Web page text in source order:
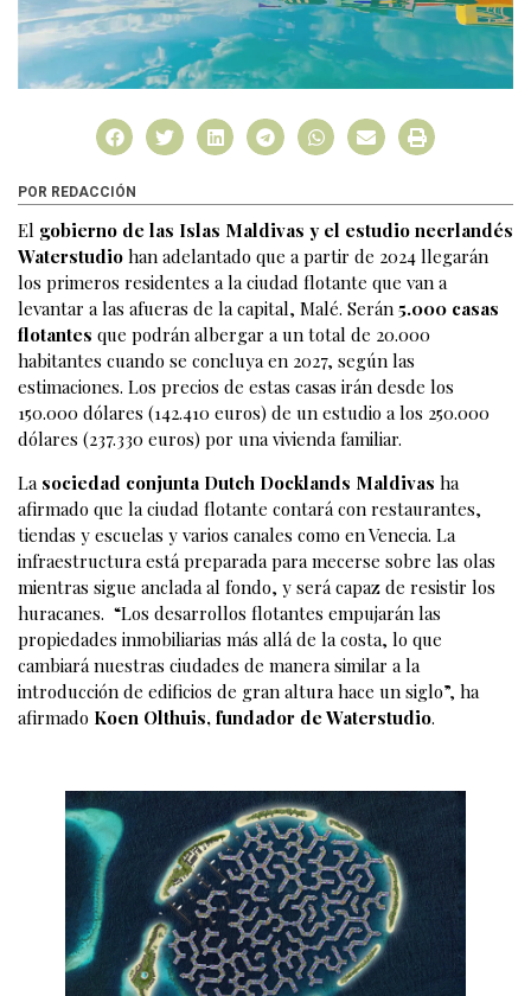
POR REDACCIÓN
El gobierno de las Islas Maldivas y el estudio neerlandés
Waterstudio han adelantado que a partir de 2024 llegarán
los primeros residentes a la ciudad flotante que van a
levantar a las afueras de la capital, Malé. Serán 5.000 casas
flotantes que podrán albergar a un total de 20.000
habitantes cuando se concluya en 2027, según las
estimaciones. Los precios de estas casas irán desde los
150.000 dólares (142.410 euros) de un estudio a los 250.000
dólares (237.330 euros) por una vivienda familiar.
La sociedad conjunta Dutch Docklands Maldivas ha
afirmado que la ciudad flotante contará con restaurantes,
tiendas y escuelas y varios canales como en Venecia. La
infraestructura está preparada para mecerse sobre las olas
mientras sigue anclada al fondo, y será capaz de resistir los
huracanes. “Los desarrollos flotantes empujarán las
propiedades inmobiliarias más allá de la costa, lo que
cambiará nuestras ciudades de manera similar a la
introducción de edificios de gran altura hace un siglo”, ha
afirmado Koen Olthuis, fundador de Waterstudio.